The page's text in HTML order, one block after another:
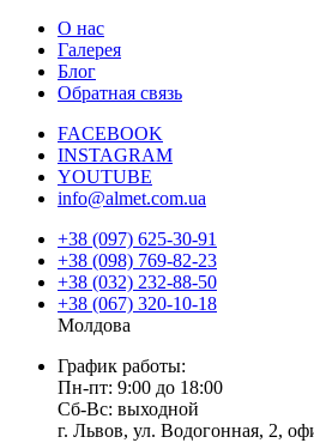
О нас
Галерея
Блог
Обратная связь
FACEBOOK
INSTAGRAM
YOUTUBE
info@almet.com.ua
+38 (097) 625-30-91
+38 (098) 769-82-23
+38 (032) 232-88-50
+38 (067) 320-10-18
Молдова
График работы:
Пн-пт: 9:00 до 18:00
Сб-Вс: выходной
г. Львов, ул. Водогонная, 2,